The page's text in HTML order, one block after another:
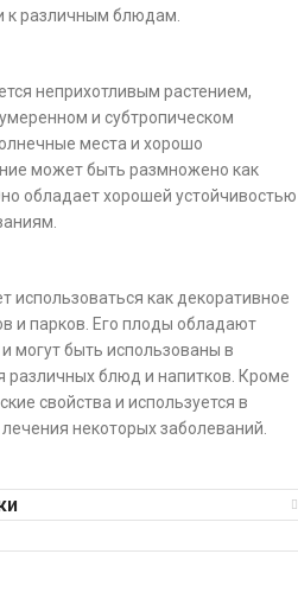
к различным блюдам.
неприхотливым растением,
и субтропическом
места и хорошо
может быть размножено как
обладает хорошей устойчивостью
как декоративное
и парков. Его плоды обладают
могут быть использованы в
различных блюд и напитков. Кроме
свойства и используется в
некоторых заболеваний.